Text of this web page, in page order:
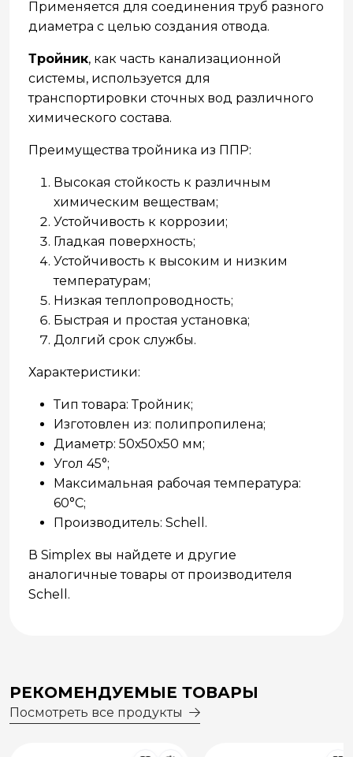
Применяется для соединения труб разного
диаметра с целью создания отвода.
Тройник, как часть канализационной
системы, используется для
транспортировки сточных вод различного
химического состава.
Преимущества тройника из ППР:
Высокая стойкость к различным
химическим веществам;
Устойчивость к коррозии;
Гладкая поверхность;
Устойчивость к высоким и низким
температурам;
Низкая теплопроводность;
Быстрая и простая установка;
Долгий срок службы.
Характеристики:
Тип товара: Тройник;
Изготовлен из: полипропилена;
Диаметр: 50х50х50 мм;
Угол 45°;
Максимальная рабочая температура:
60°C;
Производитель: Schell.
В Simplex вы найдете и другие
аналогичные товары от производителя
Schell.
РЕКОМЕНДУЕМЫЕ ТОВАРЫ
Посмотреть все продукты